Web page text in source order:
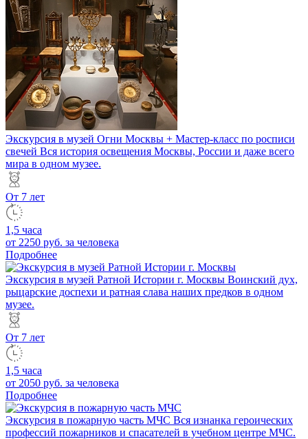
Экскурсия в музей Огни Москвы + Мастер-класс по росписи
свечей Вся история освещения Москвы, России и даже всего
мира в одном музее.
От 7 лет
1,5 часа
от 2250 руб. за человека
Подробнее
Экскурсия в музей Ратной Истории г. Москвы Воинский дух,
рыцарские доспехи и ратная слава наших предков в одном
музее.
От 7 лет
1,5 часа
от 2050 руб. за человека
Подробнее
Экскурсия в пожарную часть МЧС Вся изнанка героических
профессий пожарников и спасателей в учебном центре МЧС.